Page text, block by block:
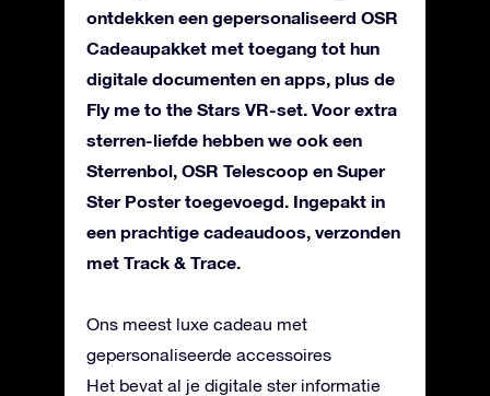
ontdekken een gepersonaliseerd OSR
Cadeaupakket met toegang tot hun
digitale documenten en apps, plus de
Fly me to the Stars VR-set. Voor extra
sterren-liefde hebben we ook een
Sterrenbol, OSR Telescoop en Super
Ster Poster toegevoegd. Ingepakt in
een prachtige cadeaudoos, verzonden
met Track & Trace.
Ons meest luxe cadeau met
gepersonaliseerde accessoires
Het bevat al je digitale ster informatie